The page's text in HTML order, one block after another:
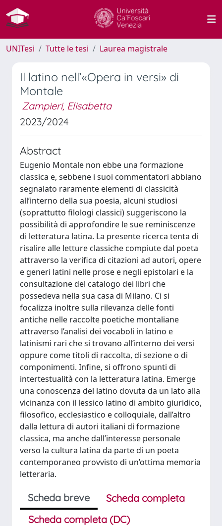
UNITesi Tutte le tesi Laurea magistrale
Il latino nell’«Opera in versi» di
Montale
Zampieri, Elisabetta
2023/2024
Abstract
Eugenio Montale non ebbe una formazione
classica e, sebbene i suoi commentatori abbiano
segnalato raramente elementi di classicità
all’interno della sua poesia, alcuni studiosi
(soprattutto filologi classici) suggeriscono la
possibilità di approfondire le sue reminiscenze
di letteratura latina. La presente ricerca tenta di
risalire alle letture classiche compiute dal poeta
attraverso la verifica di citazioni ad autori, opere
e generi latini nelle prose e negli epistolari e la
consultazione del catalogo dei libri che
possedeva nella sua casa di Milano. Ci si
focalizza inoltre sulla rilevanza delle fonti
antiche nelle raccolte poetiche montaliane
attraverso l’analisi dei vocaboli in latino e
latinismi rari che si trovano all’interno dei versi
oppure come titoli di raccolta, di sezione o di
componimenti. Infine, si offrono spunti di
intertestualità con la letteratura latina. Emerge
una conoscenza del latino dovuta da un lato alla
vicinanza con il lessico latino di ambito giuridico,
filosofico, ecclesiastico e colloquiale, dall’altro
dalla lettura di autori italiani di formazione
classica, ma anche dall’interesse personale
verso la cultura latina da parte di un poeta
contemporaneo provvisto di un’ottima memoria
letteraria.
Scheda breve
Scheda completa
Scheda completa (DC)